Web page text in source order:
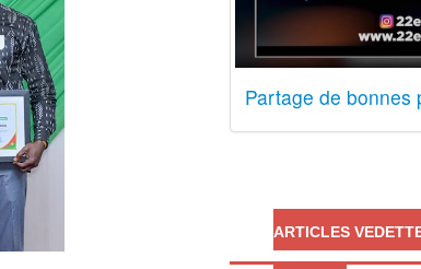
Partage de bonnes
ARTICLES